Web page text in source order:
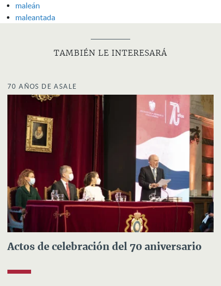
maleán
maleantada
TAMBIÉN LE INTERESARÁ
70 AÑOS DE ASALE
Actos de celebración del 70 aniversario